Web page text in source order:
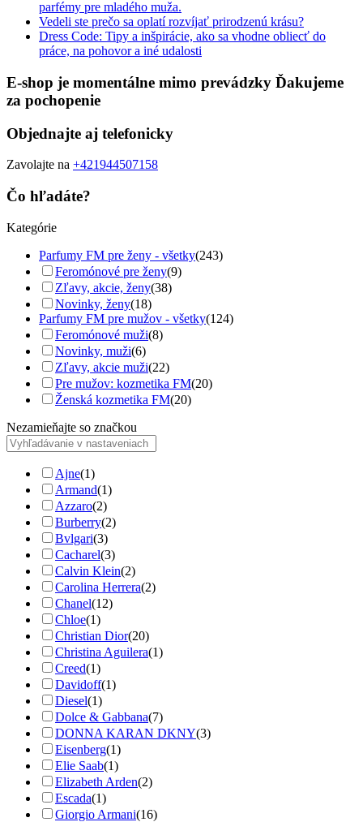
parfémy pre mladého muža.
Vedeli ste prečo sa oplatí rozvíjať prirodzenú krásu?
Dress Code: Tipy a inšpirácie, ako sa vhodne obliecť do
práce, na pohovor a iné udalosti
E-shop je momentálne mimo prevádzky Ďakujeme
za pochopenie
Objednajte aj telefonicky
Zavolajte na +421944507158
Čo hľadáte?
Kategórie
Parfumy FM pre ženy - všetky(243)
Feromónové pre ženy(9)
Zľavy, akcie, ženy(38)
Novinky, ženy(18)
Parfumy FM pre mužov - všetky(124)
Feromónové muži(8)
Novinky, muži(6)
Zľavy, akcie muži(22)
Pre mužov: kozmetika FM(20)
Ženská kozmetika FM(20)
Nezamieňajte so značkou
Ajne(1)
Armand(1)
Azzaro(2)
Burberry(2)
Bvlgari(3)
Cacharel(3)
Calvin Klein(2)
Carolina Herrera(2)
Chanel(12)
Chloe(1)
Christian Dior(20)
Christina Aguilera(1)
Creed(1)
Davidoff(1)
Diesel(1)
Dolce & Gabbana(7)
DONNA KARAN DKNY(3)
Eisenberg(1)
Elie Saab(1)
Elizabeth Arden(2)
Escada(1)
Giorgio Armani(16)